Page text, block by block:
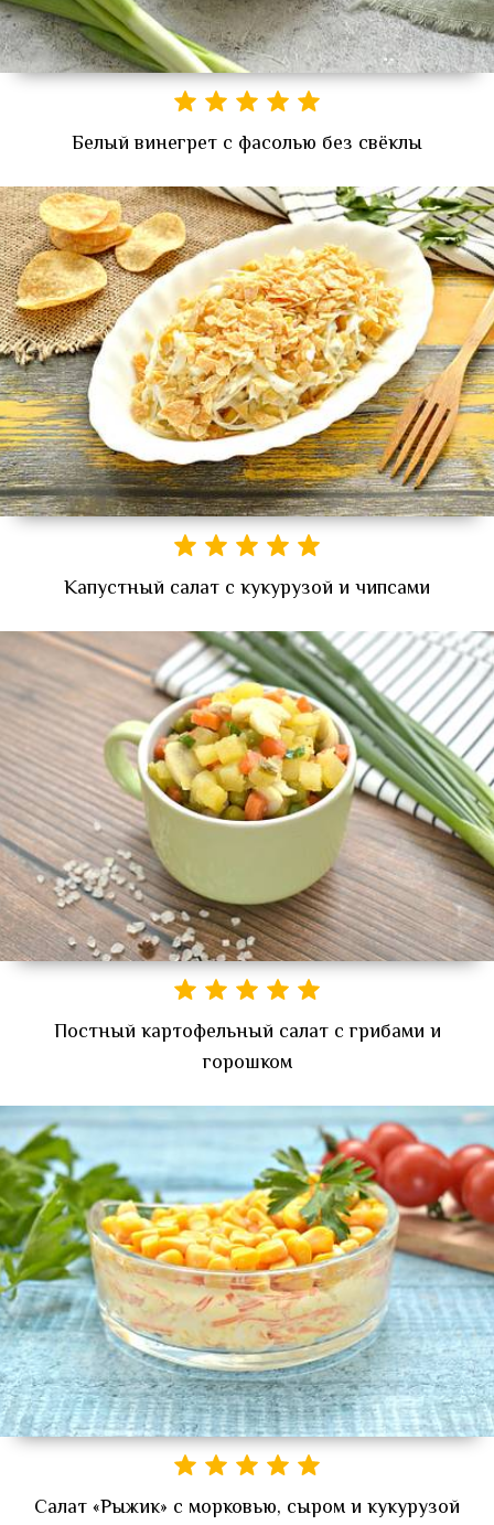
Белый винегрет с фасолью без свёклы
Капустный салат с кукурузой и чипсами
Постный картофельный салат с грибами и
горошком
Салат «Рыжик» с морковью, сыром и кукурузой